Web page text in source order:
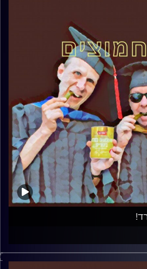
ספת הפסיכולוג, עם פרופסור בועז בן-